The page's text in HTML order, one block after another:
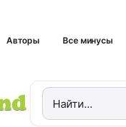
Авторы Все минусы